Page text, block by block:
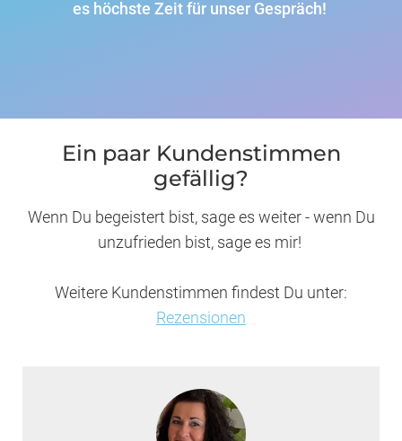
es höchste Zeit für unser Gespräch!
Ein paar Kundenstimmen
gefällig?
Wenn Du begeistert bist, sage es weiter - wenn Du
unzufrieden bist, sage es mir!
Weitere Kundenstimmen findest Du unter:
Rezensionen